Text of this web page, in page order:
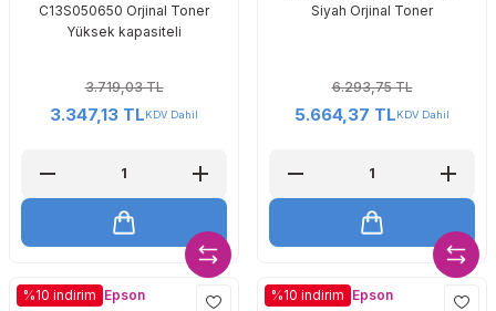
C13S050650 Orjinal Toner
Yüksek kapasiteli
3.719,03 TL
3.347,13 TLKDV Dahil
Siyah Orjinal Toner
6.293,75 TL
5.664,37 TLKDV Dahil
%10 indirim Epson %10 indirim Epson